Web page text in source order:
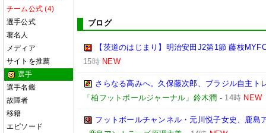
チーム公式 (4)
選手公式
著名人
メディア
サイトを推薦
選手
選手名鑑
故障者
移籍
エピソード
ブログ
【茨道のはじまり】明治安田J2第1節 藤枝
15時 NEW
さらなる高みへ。久保藤次郎、ブラジル自主
「柏フットボールジャーナル」鈴木潤 - 14時 NEW
フットボールチャンネル・元川悦子女史、鹿島